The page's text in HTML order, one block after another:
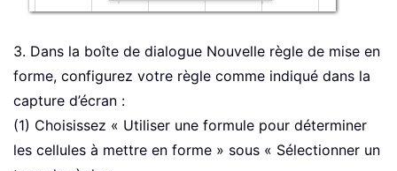
3. Dans la boîte de dialogue Nouvelle règle de mise en
forme, configurez votre règle comme indiqué dans la
capture d’écran :
(1) Choisissez « Utiliser une formule pour déterminer
les cellules à mettre en forme » sous « Sélectionner un